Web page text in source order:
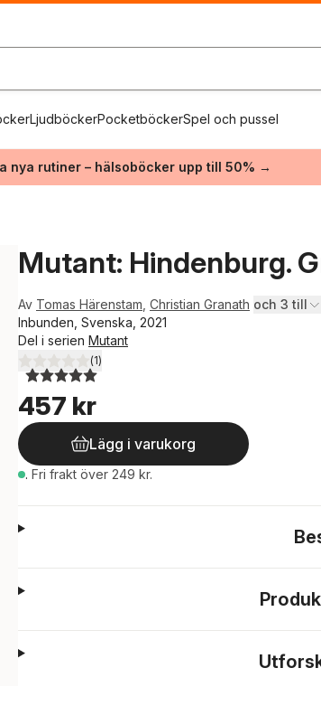
LjudböckerPocketböckerSpel och pussel
nya rutiner – hälsoböcker upp till 50% →
Mutant: Hindenburg.
Av Tomas Härenstam Christian Granath och 3 till
Inbunden, Svenska, 2021
Del i serien Mutant
5,0utav 5 stjärnor. Totalt antal röster:
(1)
457 kr
Lägg i varukorg
. Fri frakt över 249 kr.